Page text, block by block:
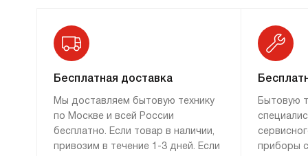
Бесплатная доставка
Мы доставляем бытовую технику
по Москве и всей России
бесплатно. Если товар в наличии,
привозим в течение 1-3 дней. Если
Бытовую
приборы